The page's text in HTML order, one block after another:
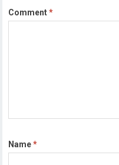
Comment*
Name*